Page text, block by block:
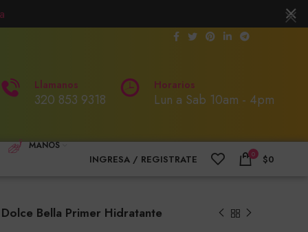
Llamanos
320 853 9318
Horarios
Lun a Sab 10am - 4pm
MANOS
INGRESA / REGISTRATE 0 $0
Dolce Bella Primer Hidratante